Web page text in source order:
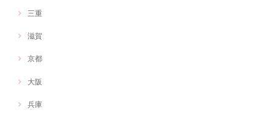
三重
滋賀
京都
大阪
兵庫